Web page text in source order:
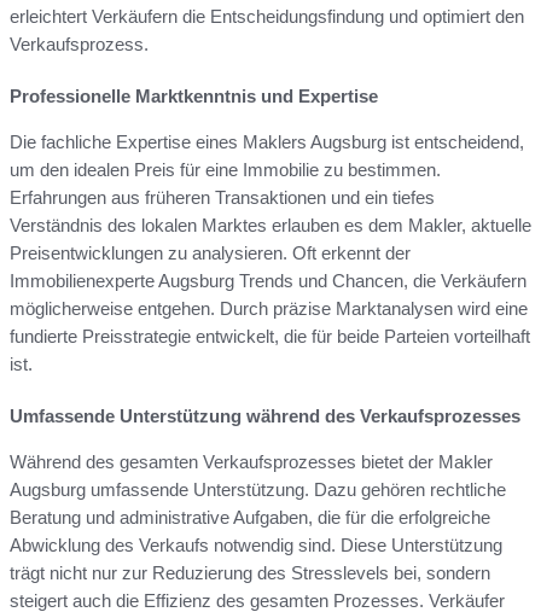
erleichtert Verkäufern die Entscheidungsfindung und optimiert den
Verkaufsprozess.
Professionelle Marktkenntnis und Expertise
Die fachliche Expertise eines Maklers Augsburg ist entscheidend,
um den idealen Preis für eine Immobilie zu bestimmen.
Erfahrungen aus früheren Transaktionen und ein tiefes
Verständnis des lokalen Marktes erlauben es dem Makler, aktuelle
Preisentwicklungen zu analysieren. Oft erkennt der
Immobilienexperte Augsburg Trends und Chancen, die Verkäufern
möglicherweise entgehen. Durch präzise Marktanalysen wird eine
fundierte Preisstrategie entwickelt, die für beide Parteien vorteilhaft
ist.
Umfassende Unterstützung während des Verkaufsprozesses
Während des gesamten Verkaufsprozesses bietet der Makler
Augsburg umfassende Unterstützung. Dazu gehören rechtliche
Beratung und administrative Aufgaben, die für die erfolgreiche
Abwicklung des Verkaufs notwendig sind. Diese Unterstützung
trägt nicht nur zur Reduzierung des Stresslevels bei, sondern
steigert auch die Effizienz des gesamten Prozesses. Verkäufer